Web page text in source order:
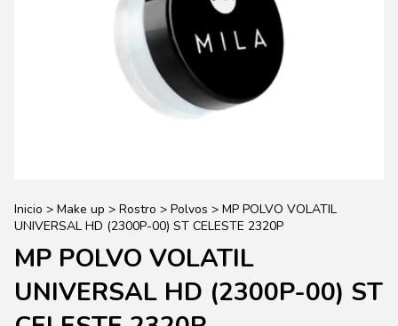
Inicio > Make up > Rostro > Polvos > MP POLVO VOLATIL
UNIVERSAL HD (2300P-00) ST CELESTE 2320P
MP POLVO VOLATIL
UNIVERSAL HD (2300P-00) ST